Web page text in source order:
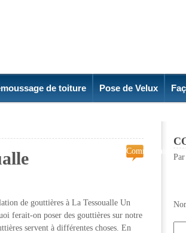
de toiture Pose de Velux
Commentaires
fermés
de
gouttières
La
de gouttières à La Tessoualle Un
ferait-on poser des gouttières sur notre
servent à différentes choses. En